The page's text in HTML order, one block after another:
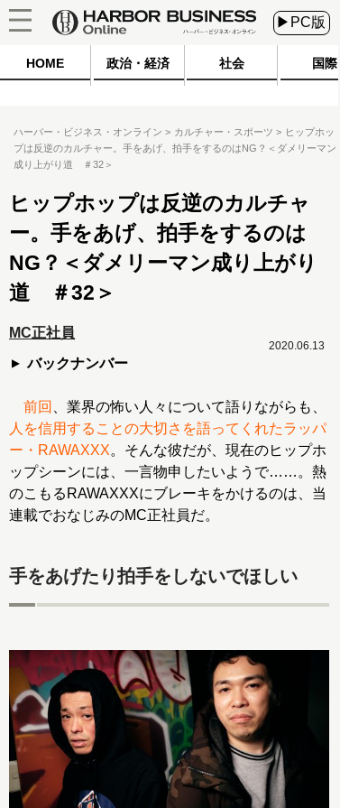
▶PC版
HOME 政治・経済 社会 国際
ハーバー・ビジネス・オンライン カルチャー・スポーツ
ヒップホッ
プは反逆のカルチャー。手をあげ、拍手をするのはNG？＜ダメリーマン
成り上がり道 ＃32＞
ヒップホップは反逆のカルチャ
ー。手をあげ、拍手をするのは
NG？＜ダメリーマン成り上がり
道 ＃32＞
MC正社員
バックナンバー
2020.06.13
前回
、業界の怖い人々について語りながらも、
人を信用することの大切さを語ってくれたラッパ
ー・RAWAXXX。そんな彼だが、現在のヒップホ
ップシーンには、一言物申したいようで……。熱
のこもるRAWAXXXにブレーキをかけるのは、当
連載でおなじみのMC正社員だ。
手をあげたり拍手をしないでほしい